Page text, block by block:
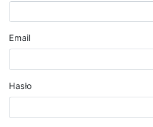
Email
Hasło